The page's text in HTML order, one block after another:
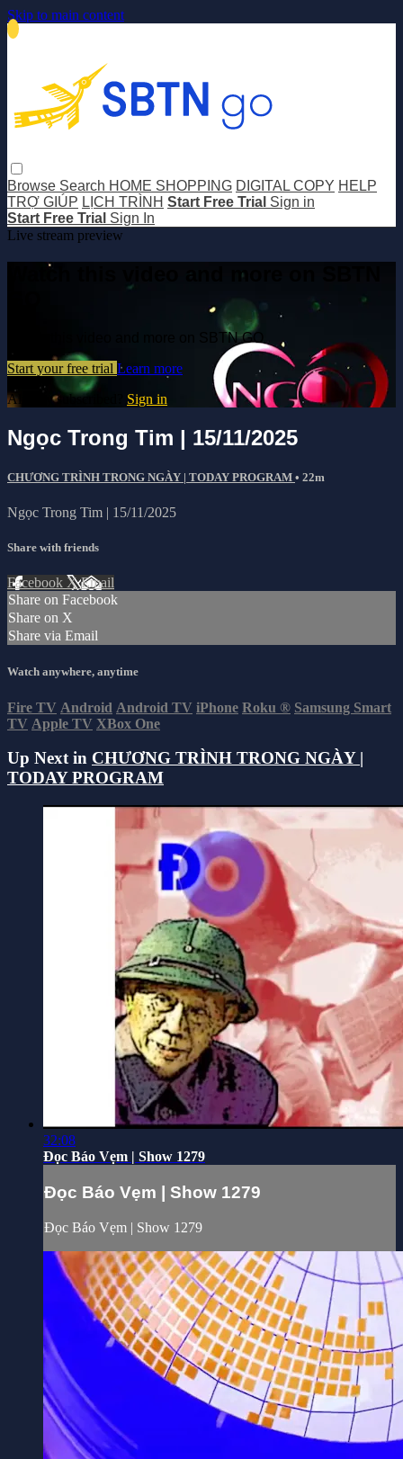
Skip to main content
Browse Search HOME SHOPPING DIGITAL COPY HELP
TRỢ GIÚP LỊCH TRÌNH Start Free Trial Sign in
Start Free Trial Sign In
Live stream preview
Watch this video and more on SBTN
Watch this video and more on SBTN GO
Start your free trial Learn more
Already subscribed? Sign in
Ngọc Trong Tim | 15/11/2025
CHƯƠNG TRÌNH TRONG NGÀY | TODAY PROGRAM • 22m
Ngọc Trong Tim | 15/11/2025
Share with friends
Facebook XEmail
Share on Facebook
Share on X
Share via Email
Watch anywhere, anytime
Fire TV Android Android TV iPhone Roku ® Samsung Smart
TV Apple TV XBox One
Up Next in CHƯƠNG TRÌNH TRONG NGÀY |
TODAY PROGRAM
32:08
Đọc Báo Vẹm | Show 1279
Đọc Báo Vẹm | Show 1279
Đọc Báo Vẹm | Show 1279